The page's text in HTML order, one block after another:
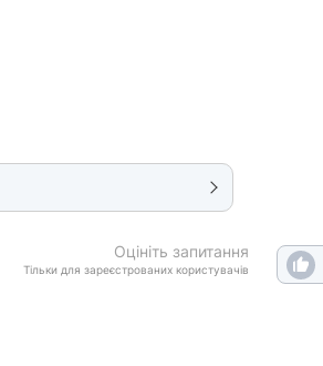
Оцініть запитання
Тільки для зареєстрованих користувачів